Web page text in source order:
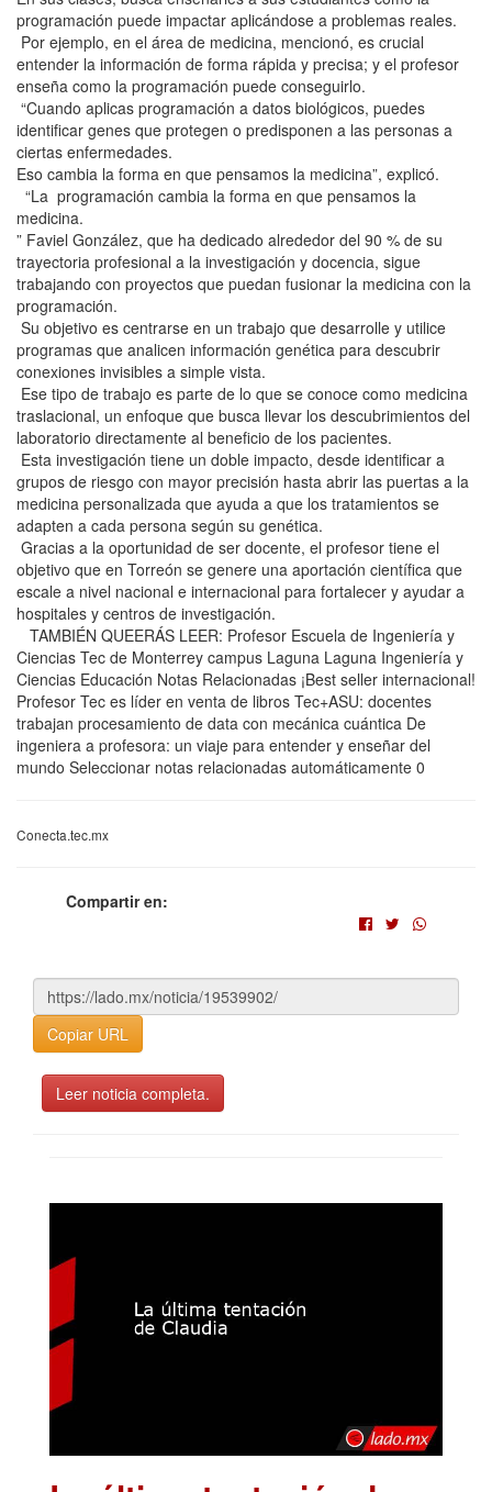
programación puede impactar aplicándose a problemas reales.
Por ejemplo, en el área de medicina, mencionó, es crucial
entender la información de forma rápida y precisa; y el profesor
enseña como la programación puede conseguirlo.
“Cuando aplicas programación a datos biológicos, puedes
identificar genes que protegen o predisponen a las personas a
ciertas enfermedades.
Eso cambia la forma en que pensamos la medicina”, explicó.
“La programación cambia la forma en que pensamos la
medicina.
” Faviel González, que ha dedicado alrededor del 90 % de su
trayectoria profesional a la investigación y docencia, sigue
trabajando con proyectos que puedan fusionar la medicina con la
programación.
Su objetivo es centrarse en un trabajo que desarrolle y utilice
programas que analicen información genética para descubrir
conexiones invisibles a simple vista.
Ese tipo de trabajo es parte de lo que se conoce como medicina
traslacional, un enfoque que busca llevar los descubrimientos del
laboratorio directamente al beneficio de los pacientes.
Esta investigación tiene un doble impacto, desde identificar a
grupos de riesgo con mayor precisión hasta abrir las puertas a la
medicina personalizada que ayuda a que los tratamientos se
adapten a cada persona según su genética.
Gracias a la oportunidad de ser docente, el profesor tiene el
objetivo que en Torreón se genere una aportación científica que
escale a nivel nacional e internacional para fortalecer y ayudar a
hospitales y centros de investigación.
TAMBIÉN QUEERÁS LEER: Profesor Escuela de Ingeniería y
Ciencias Tec de Monterrey campus Laguna Laguna Ingeniería y
Ciencias Educación Notas Relacionadas ¡Best seller internacional!
Profesor Tec es líder en venta de libros Tec+ASU: docentes
trabajan procesamiento de data con mecánica cuántica De
ingeniera a profesora: un viaje para entender y enseñar del
mundo Seleccionar notas relacionadas automáticamente 0
Conecta.tec.mx
Compartir en:
Copiar URL
Leer noticia completa.